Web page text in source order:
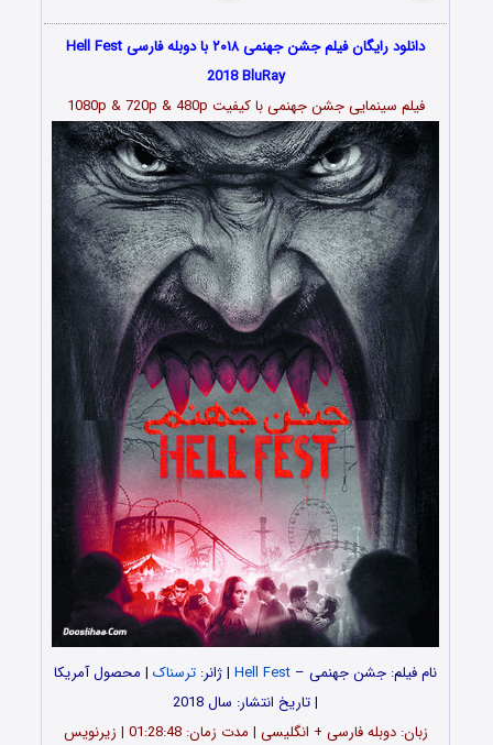
دانلود رایگان فیلم جشن جهنمی۲۰۱۸
با دوبله فارسی Hell Fest
2018 BluRay
فیلم سینمایی جشن جهنمی با کیفیت 1080p & 720p & 480p
نام فیلم: جشن جهنمی – Hell Fest | ژانر: ترسناک | محصول آمریکا
| تاریخ انتشار: سال 2018
زبان: دوبله فارسی + انگلیسی | مدت زمان: 01:28:48 | زیرنویس